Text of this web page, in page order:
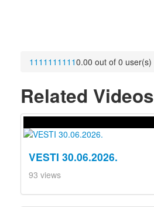
1 1 1 1 1 1 1 1 1 10.00 out of 0 user(s)
Related Videos
VESTI 30.06.2026.
93 views